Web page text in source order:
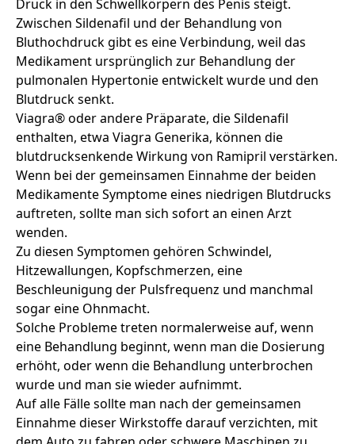
Druck in den Schwellkörpern des Penis steigt.
Zwischen Sildenafil und der Behandlung von
Bluthochdruck gibt es eine Verbindung, weil das
Medikament ursprünglich zur Behandlung der
pulmonalen Hypertonie entwickelt wurde und den
Blutdruck senkt.
Viagra® oder andere Präparate, die Sildenafil
enthalten, etwa Viagra Generika, können die
blutdrucksenkende Wirkung von Ramipril verstärken.
Wenn bei der gemeinsamen Einnahme der beiden
Medikamente Symptome eines niedrigen Blutdrucks
auftreten, sollte man sich sofort an einen Arzt
wenden.
Zu diesen Symptomen gehören Schwindel,
Hitzewallungen, Kopfschmerzen, eine
Beschleunigung der Pulsfrequenz und manchmal
sogar eine Ohnmacht.
Solche Probleme treten normalerweise auf, wenn
eine Behandlung beginnt, wenn man die Dosierung
erhöht, oder wenn die Behandlung unterbrochen
wurde und man sie wieder aufnimmt.
Auf alle Fälle sollte man nach der gemeinsamen
Einnahme dieser Wirkstoffe darauf verzichten, mit